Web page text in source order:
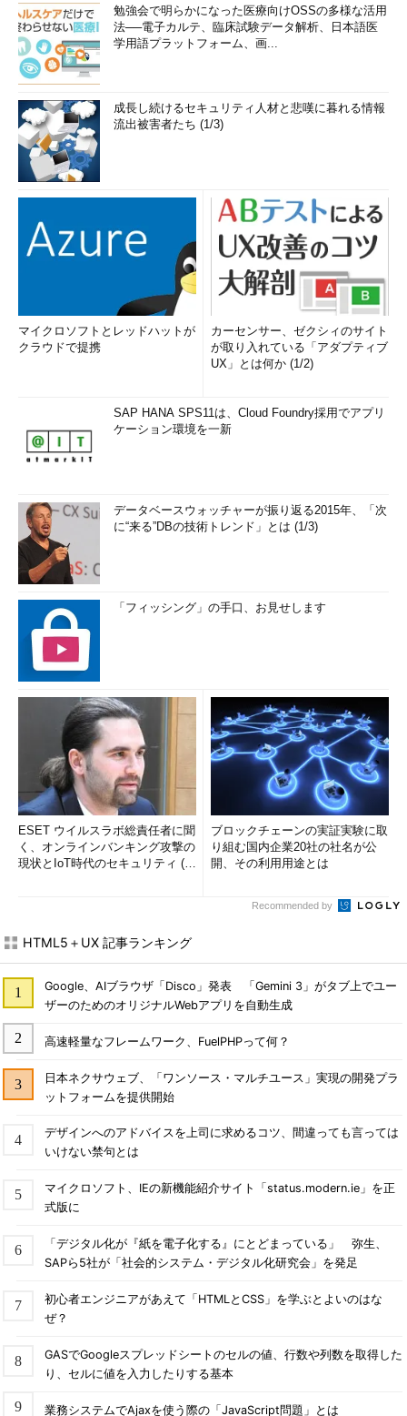
勉強会で明らかになった医療向けOSSの多様な活用
法──電子カルテ、臨床試験データ解析、日本語医
学用語プラットフォーム、画...
成長し続けるセキュリティ人材と悲嘆に暮れる情報
流出被害者たち (1/3)
マイクロソフトとレッドハットが
クラウドで提携
カーセンサー、ゼクシィのサイト
が取り入れている「アダプティブ
UX」とは何か (1/2)
SAP HANA SPS11は、Cloud Foundry採用でアプリ
ケーション環境を一新
データベースウォッチャーが振り返る2015年、「次
に“来る”DBの技術トレンド」とは (1/3)
「フィッシング」の手口、お見せします
ESET ウイルスラボ総責任者に聞
く、オンラインバンキング攻撃の
現状とIoT時代のセキュリティ (1/
ブロックチェーンの実証実験に取
り組む国内企業20社の社名が公
開、その利用用途とは
Recommended by
HTML5＋UX 記事ランキング
Google、AIブラウザ「Disco」発表 「Gemini 3」がタブ上でユー
ザーのためのオリジナルWebアプリを自動生成
高速軽量なフレームワーク、FuelPHPって何？
日本ネクサウェブ、「ワンソース・マルチユース」実現の開発プラ
ットフォームを提供開始
デザインへのアドバイスを上司に求めるコツ、間違っても言っては
いけない禁句とは
マイクロソフト、IEの新機能紹介サイト「status.modern.ie」を正
式版に
「デジタル化が『紙を電子化する』にとどまっている」 弥生、
SAPら5社が「社会的システム・デジタル化研究会」を発足
初心者エンジニアがあえて「HTMLとCSS」を学ぶとよいのはな
ぜ？
GASでGoogleスプレッドシートのセルの値、行数や列数を取得した
り、セルに値を入力したりする基本
業務システムでAjaxを使う際の「JavaScript問題」とは